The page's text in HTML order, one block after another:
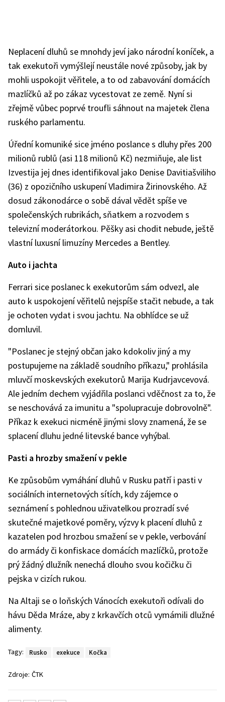
Neplacení dluhů se mnohdy jeví jako národní koníček, a
tak exekutoři vymýšlejí neustále nové způsoby, jak by
mohli uspokojit věřitele, a to od zabavování domácích
mazlíčků až po zákaz vycestovat ze země. Nyní si
zřejmě vůbec poprvé troufli sáhnout na majetek člena
ruského parlamentu.
Úřední komuniké sice jméno poslance s dluhy přes 200
milionů rublů (asi 118 milionů Kč) nezmiňuje, ale list
Izvestija jej dnes identifikoval jako Denise Davitiašviliho
(36) z opozičního uskupení Vladimira Žirinovského. Až
dosud zákonodárce o sobě dával vědět spíše ve
společenských rubrikách, sňatkem a rozvodem s
televizní moderátorkou. Pěšky asi chodit nebude, ještě
vlastní luxusní limuzíny Mercedes a Bentley.
Auto i jachta
Ferrari sice poslanec k exekutorům sám odvezl, ale
auto k uspokojení věřitelů nejspíše stačit nebude, a tak
je ochoten vydat i svou jachtu. Na obhlídce se už
domluvil.
"Poslanec je stejný občan jako kdokoliv jiný a my
postupujeme na základě soudního příkazu," prohlásila
mluvčí moskevských exekutorů Marija Kudrjavcevová.
Ale jedním dechem vyjádřila poslanci vděčnost za to, že
se neschovává za imunitu a "spolupracuje dobrovolně".
Příkaz k exekuci nicméně jinými slovy znamená, že se
splacení dluhu jedné litevské bance vyhýbal.
Pasti a hrozby smažení v pekle
Ke způsobům vymáhání dluhů v Rusku patří i pasti v
sociálních internetových sítích, kdy zájemce o
seznámení s pohlednou uživatelkou prozradí své
skutečné majetkové poměry, výzvy k placení dluhů z
kazatelen pod hrozbou smažení se v pekle, verbování
do armády či konfiskace domácích mazlíčků, protože
prý žádný dlužník nenechá dlouho svou kočičku či
pejska v cizích rukou.
Na Altaji se o loňských Vánocích exekutoři odívali do
hávu Děda Mráze, aby z krkavčích otců vymámili dlužné
alimenty.
Tagy: Rusko exekuce Kočka
Zdroje: ČTK